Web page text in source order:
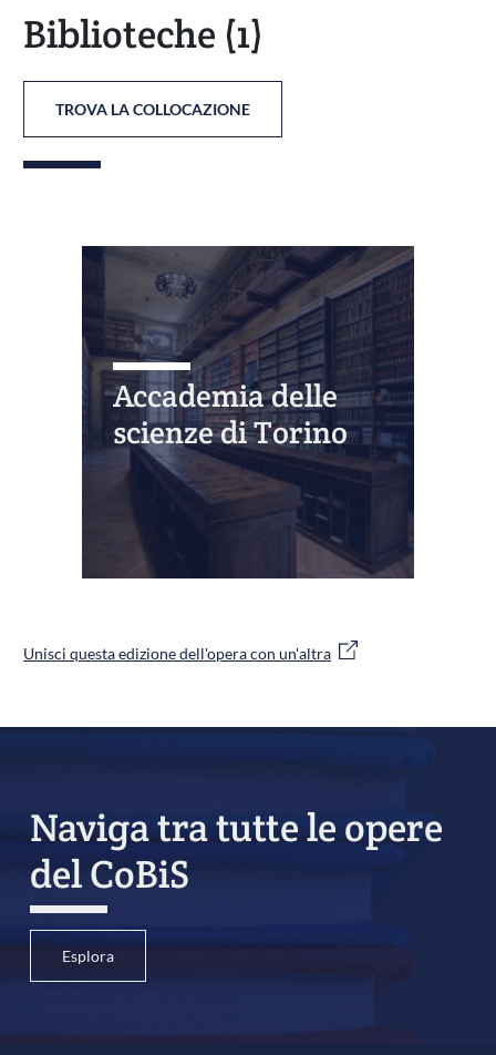
Biblioteche (1)
TROVA LA COLLOCAZIONE
Accademia delle
scienze di Torino
Unisci questa edizione dell'opera con un'altra
Naviga tra tutte le opere
del CoBiS
Esplora